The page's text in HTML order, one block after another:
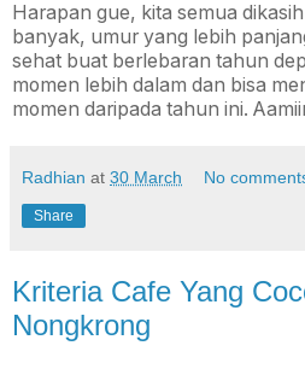
Harapan gue, kita semua
banyak, umur yang lebih
sehat buat berlebaran tahun
momen lebih dalam dan bisa
momen daripada tahun ini.
Radhian at 30 March No
Share
Kriteria Cafe Yang
Nongkrong